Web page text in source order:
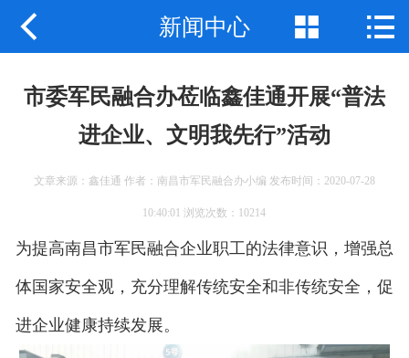
公司首页
工程案例
企业地图
 新闻中心  
市委军民融合办莅临鑫佳通开展“普法
进企业、文明我先行”活动
文章来源：鑫佳通 作者：南昌市军民融合办小编 发布时间：2020-07-28
10:40:01 浏览次数：10214
为提高南昌市军民融合企业职工的法律意识，增强总
体国家安全观，充分理解传统安全和非传统安全，促
进企业健康持续发展。